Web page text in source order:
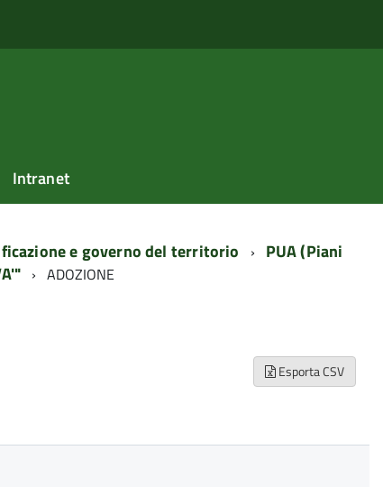
Intranet
e governo del territorio
PUA (Piani
ADOZIONE
Esporta CSV